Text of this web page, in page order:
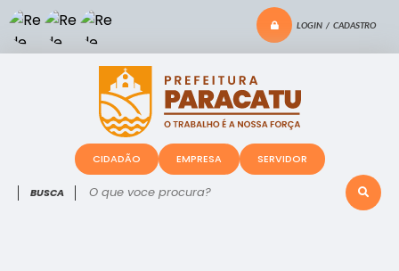
LOGIN / CADASTRO
O que voce procura?
CIDADÃO EMPRESA SERVIDOR